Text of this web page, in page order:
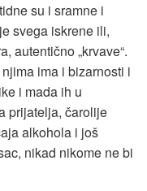
su i sramne i
svega iskrene ili,
autentično „krvave“.
ima i bizarnosti i
i mada ih u
prijatelja, čarolije
alkohola i još
nikad nikome ne bi